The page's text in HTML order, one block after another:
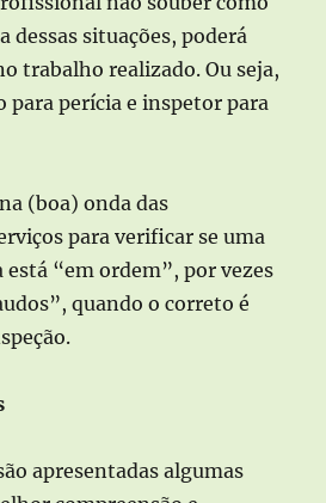
dessas situações, poderá
trabalho realizado. Ou seja,
perícia e inspetor para
(boa) onda das
para verificar se uma
“em ordem”, por vezes
quando o correto é
apresentadas algumas